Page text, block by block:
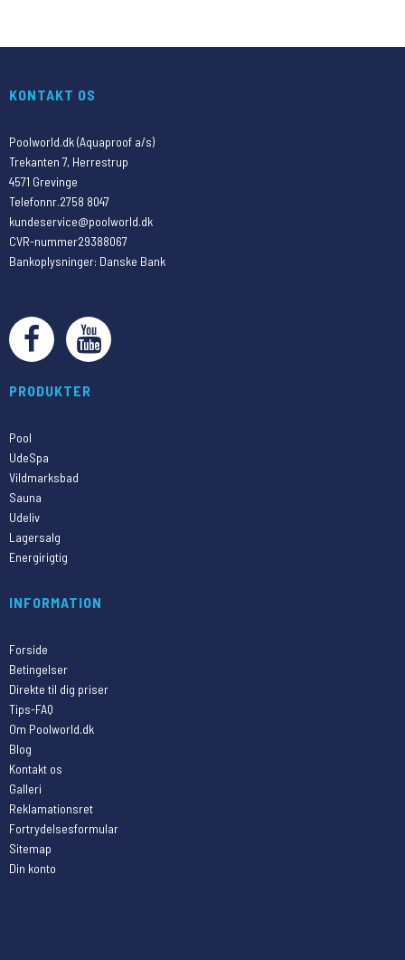
KONTAKT OS
Poolworld.dk (Aquaproof a/s)
Trekanten 7, Herrestrup
4571 Grevinge
Telefonnr.2758 8047
kundeservice@poolworld.dk
CVR-nummer29388067
Bankoplysninger: Danske Bank
PRODUKTER
Pool
UdeSpa
Vildmarksbad
Sauna
Udeliv
Lagersalg
Energirigtig
INFORMATION
Forside
Betingelser
Direkte til dig priser
Tips-FAQ
Om Poolworld.dk
Blog
Kontakt os
Galleri
Reklamationsret
Fortrydelsesformular
Sitemap
Din konto